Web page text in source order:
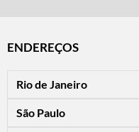
ENDEREÇOS
Rio de Janeiro
Horário de visitação: a
São Paulo